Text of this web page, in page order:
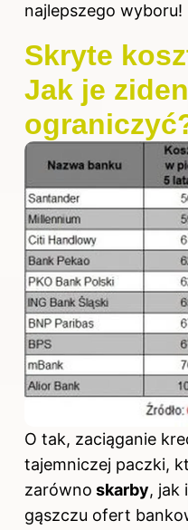
najlepszego wyboru!
Skryte
Jak je
O tak, zaciąganie
tajemniczej paczki,
zarówno skarby, jak i
gąszczu ofert